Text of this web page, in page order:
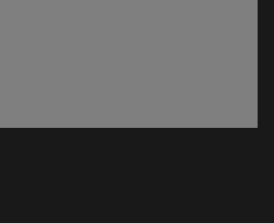
ventana)